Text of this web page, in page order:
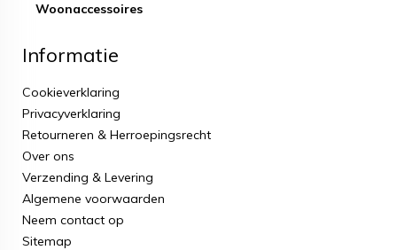
Woonaccessoires
Informatie
Cookieverklaring
Privacyverklaring
Retourneren & Herroepingsrecht
Over ons
Verzending & Levering
Algemene voorwaarden
Neem contact op
Sitemap